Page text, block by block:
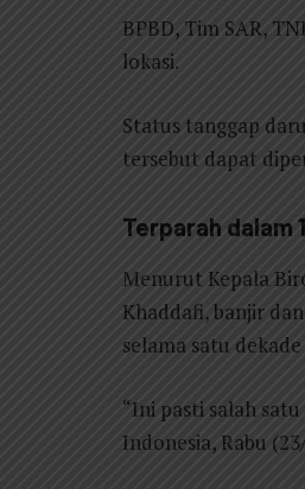
BPBD, Tim SAR,
lokasi.
Status tanggap
tersebut dapat
Terparah dalam
Menurut Kepala
Khaddafi, banjir
selama satu
“Ini pasti salah
Indonesia, Rabu